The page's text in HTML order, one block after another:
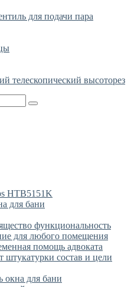
для подачи пара
телескопический высоторез
HTB5151K
для бани
функциональность
для любого помещения
помощь адвоката
состав и цели
окна для бани